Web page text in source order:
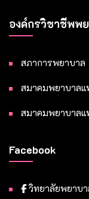
องค์กรวิชาชีพพ
สภาการพยาบาล
สมาคมพยาบาลแ
สมาคมพยาบาลแ
Facebook
วิทยาลัยพยาบ